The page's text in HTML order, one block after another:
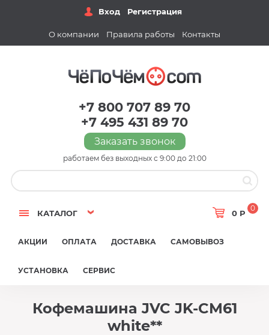
Вход Регистрация
О компании Правила работы Контакты
+7 800 707 89 70
+7 495 431 89 70
Заказать звонок
работаем без выходных с 9:00 до 21:00
КАТАЛОГ 0 Р
0
АКЦИИ ОПЛАТА ДОСТАВКА САМОВЫВОЗ
УСТАНОВКА СЕРВИС
Кофемашина JVC JK-CM61
white**